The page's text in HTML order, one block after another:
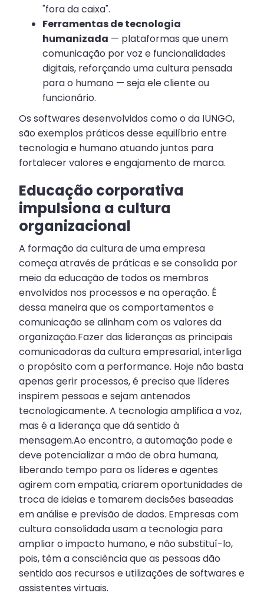
"fora da caixa".
Ferramentas de tecnologia
humanizada — plataformas que unem
comunicação por voz e funcionalidades
digitais, reforçando uma cultura pensada
para o humano — seja ele cliente ou
funcionário.
Os softwares desenvolvidos como o da IUNGO,
são exemplos práticos desse equilíbrio entre
tecnologia e humano atuando juntos para
fortalecer valores e engajamento de marca.
Educação corporativa
impulsiona a cultura
organizacional
A formação da cultura de uma empresa
começa através de práticas e se consolida por
meio da educação de todos os membros
envolvidos nos processos e na operação. É
dessa maneira que os comportamentos e
comunicação se alinham com os valores da
organização.Fazer das lideranças as principais
comunicadoras da cultura empresarial, interliga
o propósito com a performance. Hoje não basta
apenas gerir processos, é preciso que líderes
inspirem pessoas e sejam antenados
tecnologicamente. A tecnologia amplifica a voz,
mas é a liderança que dá sentido à
mensagem.Ao encontro, a automação pode e
deve potencializar a mão de obra humana,
liberando tempo para os líderes e agentes
agirem com empatia, criarem oportunidades de
troca de ideias e tomarem decisões baseadas
em análise e previsão de dados. Empresas com
cultura consolidada usam a tecnologia para
ampliar o impacto humano, e não substituí-lo,
pois, têm a consciência que as pessoas dão
sentido aos recursos e utilizações de softwares e
assistentes virtuais.